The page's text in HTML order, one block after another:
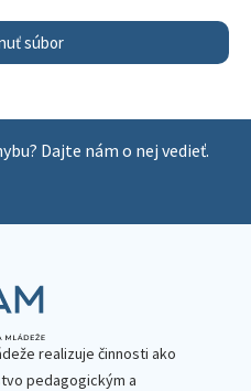
súbor
Dajte nám o nej vedieť.
realizuje činnosti ako
pedagogickým a